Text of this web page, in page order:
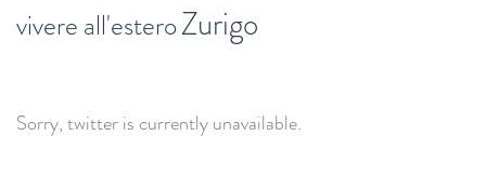
vivere all'esteroZurigo
Sorry, twitter is currently unavailable.